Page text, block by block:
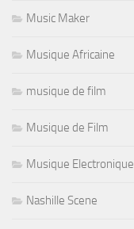
Music Maker
Musique Africaine
musique de film
Musique de Film
Musique Electronique
Nashille Scene